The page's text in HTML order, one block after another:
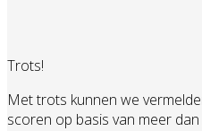
Trots!
Met trots kunnen we
scoren op basis van meer dan